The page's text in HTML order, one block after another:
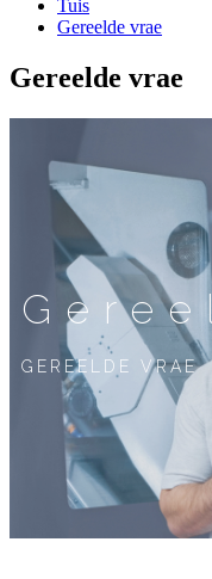
Tuis
Gereelde vrae
Gereelde vrae
GEREELDE VRAE